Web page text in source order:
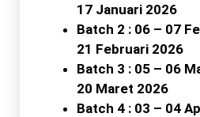
17 Januari 2026
Batch 2 : 06 – 07
21 Februari 2026
Batch 3 : 05 – 06
20 Maret 2026
Batch 4 : 03 – 04